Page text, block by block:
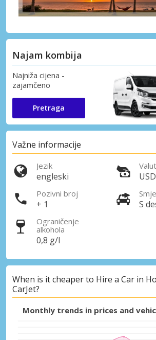
Najam kombija
Najniža cijena -
zajamčeno
Pretraga
Važne informacije
Jezik
engleski USD
Pozivni broj
+ 1 S
Ograničenje
alkohola
0,8 g/l
When is it cheaper to Hire a Car in
CarJet?
Monthly trends in prices and